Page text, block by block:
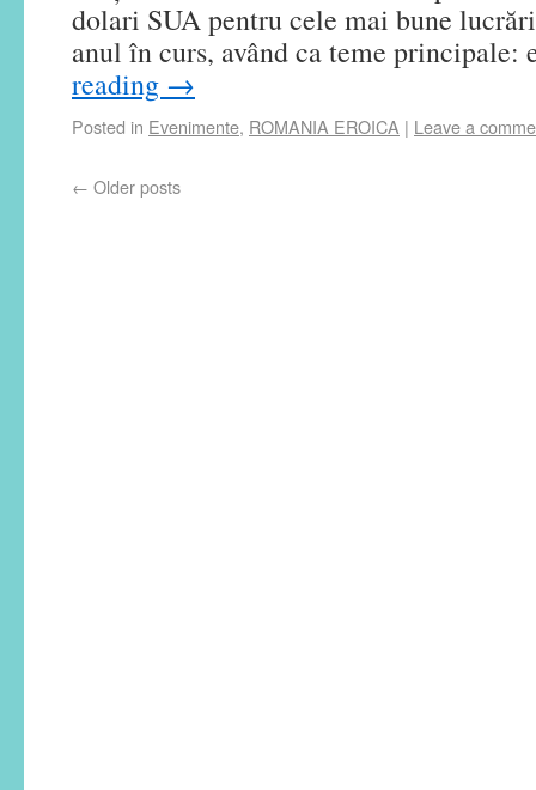
dolari SUA pentru cele mai bune
anul în curs, având ca teme
reading →
Posted in Evenimente, ROMANIA EROICA | Leave a
← Older posts